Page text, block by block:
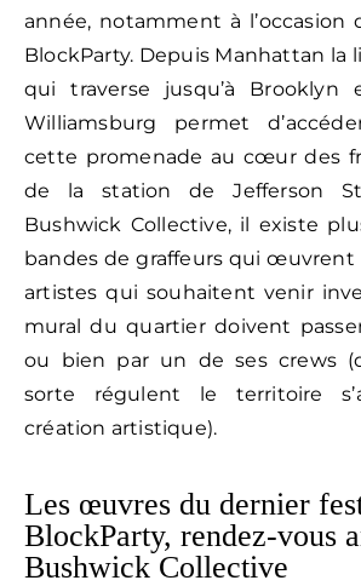
année, notamment à l’occasion
BlockParty. Depuis Manhattan la
qui traverse jusqu’à Brooklyn
Williamsburg permet
cette promenade au cœur des
de la station de Jefferson
Bushwick Collective, il existe
bandes de graffeurs qui œuvrent
artistes qui souhaitent venir
mural du quartier doivent
ou bien par un de ses crews
sorte régulent le territoire
création artistique).
Les œuvres du dernier
BlockParty, rendez-vous
Bushwick Collective